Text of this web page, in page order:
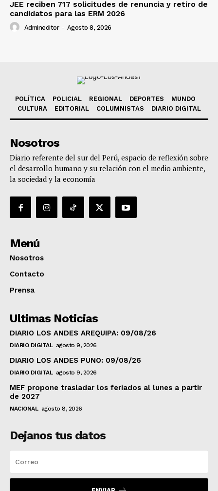
JEE reciben 717 solicitudes de renuncia y retiro de
candidatos para las ERM 2026
Admineditor - Agosto 8, 2026
POLÍTICA POLICIAL REGIONAL DEPORTES
MUNDO
CULTURA
EDITORIAL COLUMNISTAS DIARIO DIGITAL
Nosotros
Diario referente del sur del Perú, espacio de reflexión sobre
el desarrollo humano y su relación con el medio ambiente,
la sociedad y la economía
Menú
Nosotros
Contacto
Prensa
Ultimas Noticias
DIARIO LOS ANDES AREQUIPA: 09/08/26
DIARIO DIGITAL agosto 9, 2026
DIARIO LOS ANDES PUNO: 09/08/26
DIARIO DIGITAL agosto 9, 2026
MEF propone trasladar los feriados al lunes a partir
de 2027
NACIONAL agosto 8, 2026
Dejanos tus datos